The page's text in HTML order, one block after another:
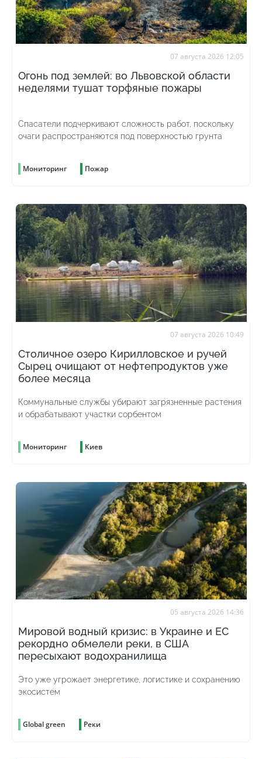
07 августа 2026 12:05
Огонь под землей: во Львовской области
неделями тушат торфяные пожары
Спасатели подчеркивают сложность работ, поскольку
очаги распространяются под поверхностью грунта
Мониторинг Пожар
07 августа 2026 10:49
Столичное озеро Кирилловское и ручей
Сырец очищают от нефтепродуктов уже
более месяца
Коммунальные службы убирают загрязненные растения
и обрабатывают участки сорбентом
Мониторинг Киев
05 августа 2026 14:36
Мировой водный кризис: в Украине и ЕС
рекордно обмелели реки, в США
пересыхают водохранилища
Это уже угрожает энергетике, логистике и сохранению
экосистем
Global green Реки